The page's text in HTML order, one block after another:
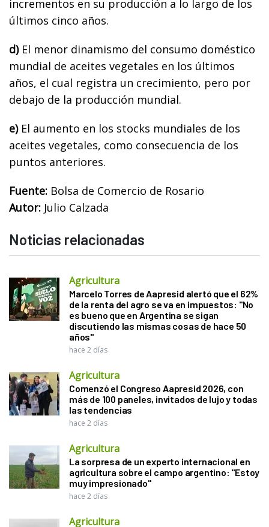
incrementos en su producción a lo largo de los
últimos cinco años.
d)El menor dinamismo del consumo doméstico
mundial de aceites vegetales en los últimos
años, el cual registra un crecimiento, pero por
debajo de la producción mundial.
e)El aumento en los stocks mundiales de los
aceites vegetales, como consecuencia de los
puntos anteriores.
Fuente: Bolsa de Comercio de Rosario
Autor: Julio Calzada
Noticias relacionadas
Agricultura
Marcelo Torres de Aapresid alertó que el 62%
de la renta del agro se va en impuestos: "No
es bueno que en Argentina se sigan
discutiendo las mismas cosas de hace 50
años"
hace 2 días
Agricultura
Comenzó el Congreso Aapresid 2026, con
más de 100 paneles, invitados de lujo y todas
las tendencias
hace 2 días
Agricultura
La sorpresa de un experto internacional en
agricultura sobre el campo argentino: "Estoy
muy impresionado"
hace 2 días
Agricultura